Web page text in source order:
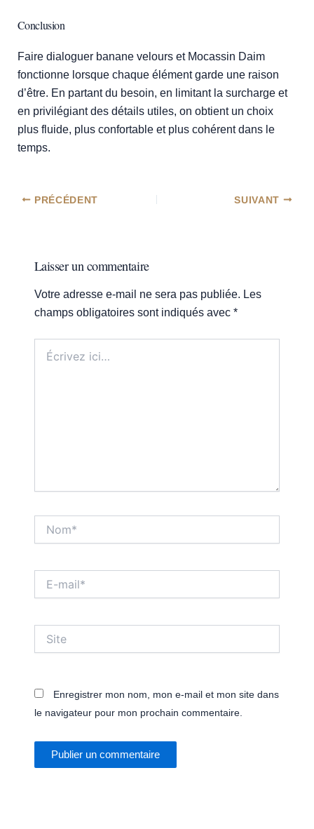
Conclusion
Faire dialoguer banane velours et Mocassin Daim
fonctionne lorsque chaque élément garde une raison
d’être. En partant du besoin, en limitant la surcharge et
en privilégiant des détails utiles, on obtient un choix
plus fluide, plus confortable et plus cohérent dans le
temps.
PRÉCÉDENT SUIVANT
Laisser un commentaire
Votre adresse e-mail ne sera pas publiée. Les
champs obligatoires sont indiqués avec *
ici…
mail*
Enregistrer mon nom, mon e-mail et mon site dans
le navigateur pour mon prochain commentaire.